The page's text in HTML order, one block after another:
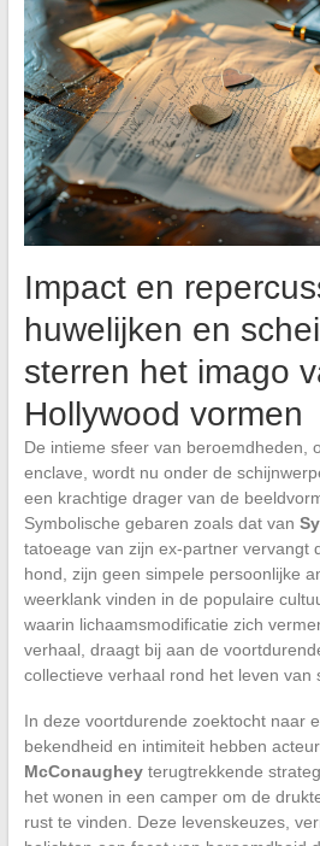
Impact en
huwelijken en
sterren het imago
Hollywood vormen
De intieme sfeer van beroemdheden,
enclave, wordt nu onder de
een krachtige drager van de
Symbolische gebaren zoals dat van
tatoeage van zijn ex-partner vervangt
hond, zijn geen simpele persoonlijke
weerklank vinden in de populaire
waarin lichaamsmodificatie zich
verhaal, draagt bij aan de
collectieve verhaal rond het leven van
In deze voortdurende zoektocht naar
bekendheid en intimiteit hebben
McConaugheyterugtrekkende
het wonen in een camper om de
rust te vinden. Deze levenskeuzes,